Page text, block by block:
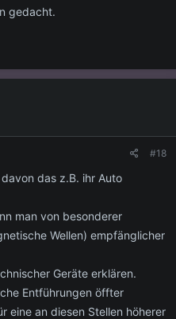
gedacht.
#18
das z.B. ihr Auto
man von besonderer
Wellen) empfänglicher
Geräte erklären.
Entführungen öffter
eine an diesen Stellen höherer